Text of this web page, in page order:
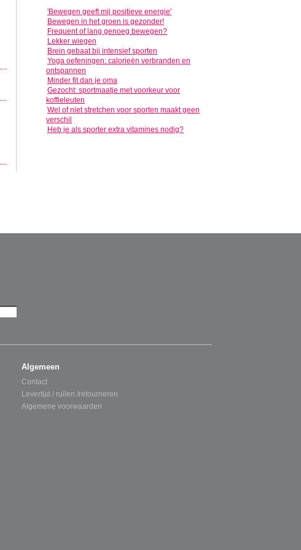
'Bewegen geeft mij positieve energie'
Bewegen in het groen is gezonder!
Frequent of lang genoeg bewegen?
Lekker wiegen
Brein gebaat bij intensief sporten
Yoga oefeningen: calorieën verbranden en
ontspannen
Minder fit dan je oma
Gezocht: sportmaatje met voorkeur voor
koffieleuten
Wel of niet stretchen voor sporten maakt geen
verschil
Heb je als sporter extra vitamines nodig?
Algemeen
Contact
Levertijd / ruilen /retourneren
Algemene voorwaarden